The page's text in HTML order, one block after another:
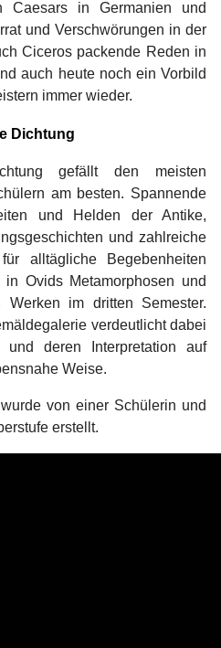
Caesars in Germanien und
und Verschwörungen in der
Ciceros packende Reden in
auch heute noch ein Vorbild
immer wieder.
Dichtung
gefällt den meisten
am besten. Spannende
und Helden der Antike,
und zahlreiche
für alltägliche Begebenheiten
Ovids Metamorphosen und
Werken im dritten Semester.
verdeutlicht dabei
deren Interpretation auf
Weise.
von einer Schülerin und
erstellt.